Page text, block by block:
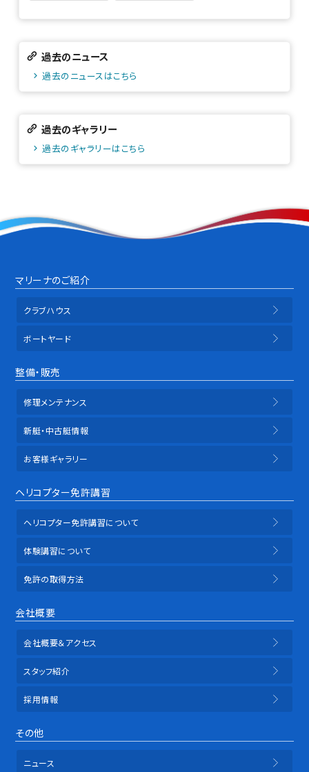
過去のニュース
過去のニュースはこちら
過去のギャラリー
過去のギャラリーはこちら
マリーナのご紹介
クラブハウス
ボートヤード
整備・販売
修理メンテナンス
新艇・中古艇情報
お客様ギャラリー
ヘリコプター免許講習
ヘリコプター免許講習について
体験講習について
免許の取得方法
会社概要
会社概要＆アクセス
スタッフ紹介
採用情報
その他
ニュース